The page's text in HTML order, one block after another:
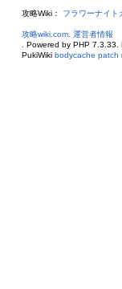
攻略Wiki： フラワーナイト
攻略wiki.com. 運営者情報
. Powered by PHP 7.3.33.
PukiWiki bodycache patch